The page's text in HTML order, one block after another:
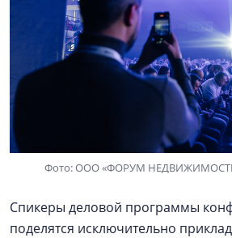
Фото: ООО «ФОРУМ
Спикеры деловой программы
поделятся исключительно